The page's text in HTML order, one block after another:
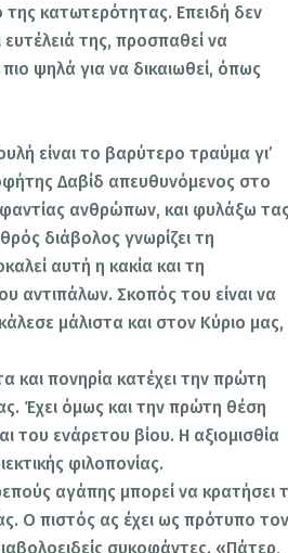
της κατωτερότητας. Επειδή δεν
της, προσπαθεί να
ψηλά για να δικαιωθεί, όπως
είναι το βαρύτερο τραύμα γι’
Δαβίδ απευθυνόμενος στο
ανθρώπων, και φυλάξω
διάβολος γνωρίζει τη
αυτή η κακία και τη
αντιπάλων. Σκοπός του είναι να
μάλιστα και στον Κύριο μας,
και πονηρία κατέχει την πρώτη
Έχει όμως και την πρώτη θέση
του ενάρετου βίου. Η αξιομισθία
φιλοπονίας.
αγάπης μπορεί να κρατήσει
Ο πιστός ας έχει ως πρότυπο τον
συκοφάντες. «Πάτερ,